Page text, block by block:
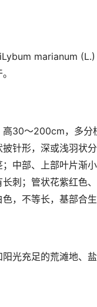
marianum
30～200cm，多分
针形，深或浅羽状
中部、上部叶片渐
刺；管状花紫红色
，不等长，基部合
光充足的荒滩地、